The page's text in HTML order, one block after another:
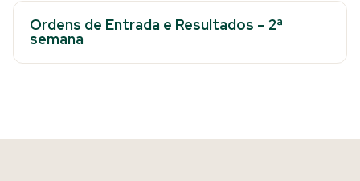
Ordens de Entrada e Resultados – 2ª
semana